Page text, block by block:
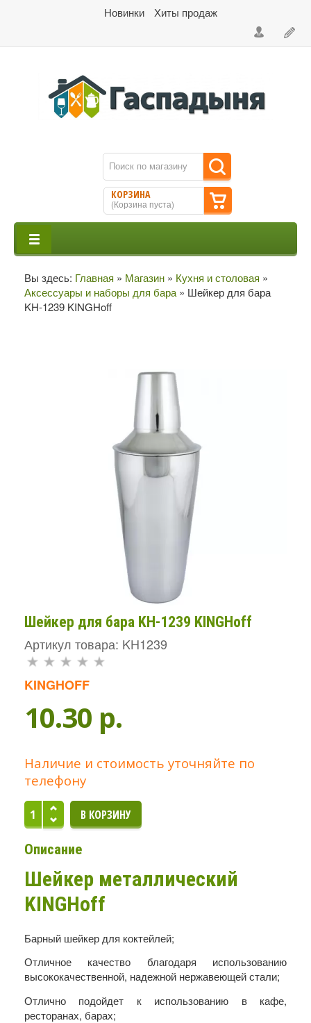
Новинки Хиты продаж
КОРЗИНА
(Корзина пуста)
Вы здесь: Главная » Магазин » Кухня и столовая »
Аксессуары и наборы для бара » Шейкер для бара
KH-1239 KINGHoff
Шейкер для бара KH-1239 KINGHoff
Артикул товара: KH1239
KINGHOFF
10.30 p.
Наличие и стоимость уточняйте по
телефону
Описание
Шейкер металлический
KINGHoff
Барный шейкер для коктейлей;
Отличное качество благодаря использованию
высококачественной, надежной нержавеющей стали;
Отлично подойдет к использованию в кафе,
ресторанах, барах;